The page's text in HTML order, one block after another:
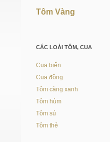
Tôm Vàng
CÁC LOÀI TÔM, CUA
Cua biển
Cua đồng
Tôm càng xanh
Tôm hùm
Tôm sú
Tôm thẻ